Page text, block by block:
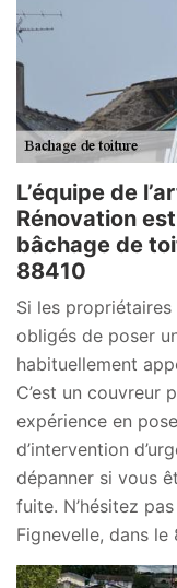
L’équipe de
Rénovation
bâchage de
88410
Si les
obligés de poser
habituellement
C’est un couvreur
expérience en
d’intervention
dépanner si vous
fuite. N’hésitez
Fignevelle, dans le